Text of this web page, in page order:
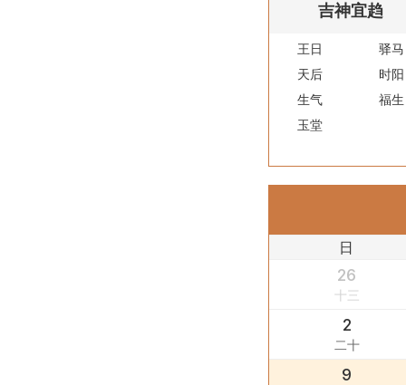
吉神宜趋
王日
驿马
天后
时阳
生气
福生
玉堂
日
26
十三
2
二十
9